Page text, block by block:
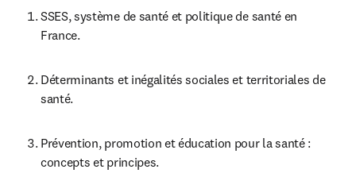
SSES, système de santé et politique de santé en
France.
Déterminants et inégalités sociales et territoriales de
santé.
Prévention, promotion et éducation pour la santé :
concepts et principes.